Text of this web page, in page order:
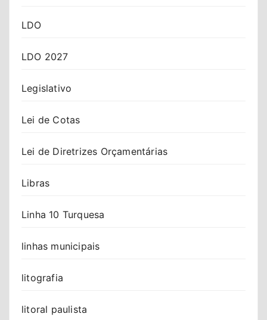
LDO
LDO 2027
Legislativo
Lei de Cotas
Lei de Diretrizes Orçamentárias
Libras
Linha 10 Turquesa
linhas municipais
litografia
litoral paulista